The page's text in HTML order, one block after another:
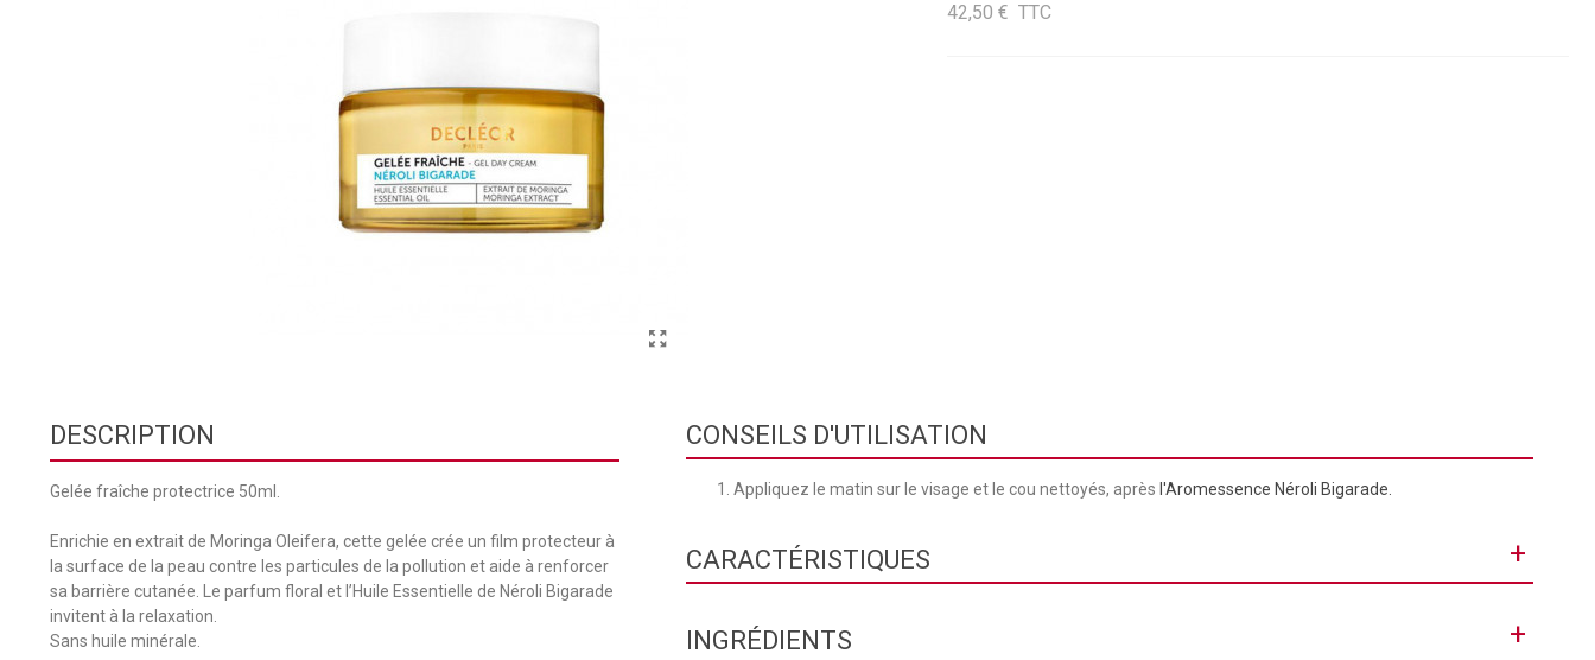
42,50 € TTC
DESCRIPTION
Gelée fraîche protectrice 50ml.
Enrichie en extrait de Moringa Oleifera, cette gelée crée un film protecteur à
la surface de la peau contre les particules de la pollution et aide à renforcer
sa barrière cutanée. Le parfum floral et l’Huile Essentielle de Néroli Bigarade
invitent à la relaxation.
Sans huile minérale.
CONSEILS D'UTILISATION
Appliquez le matin sur le visage et le cou nettoyés, après l'Aromessence Néroli Bigarade.
CARACTÉRISTIQUES +
Texture
INGRÉDIENTS +